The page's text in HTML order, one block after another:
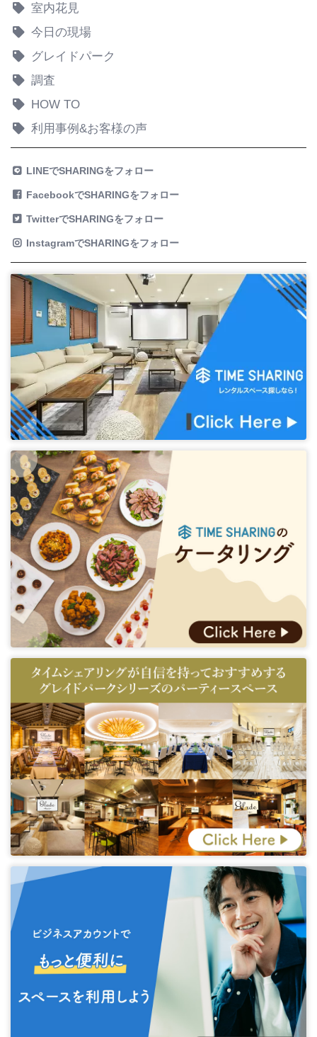
室内花見
今日の現場
グレイドパーク
調査
HOW TO
利用事例&お客様の声
LINEでSHARINGをフォロー
FacebookでSHARINGをフォロー
TwitterでSHARINGをフォロー
InstagramでSHARINGをフォロー